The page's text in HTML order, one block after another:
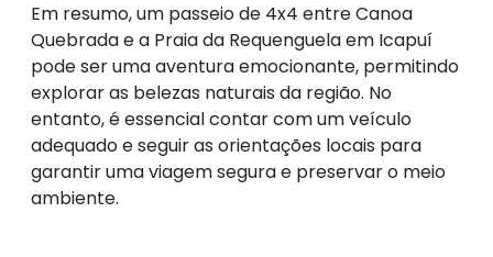
Em resumo, um passeio de 4x4 entre Canoa
Quebrada e a Praia da Requenguela em Icapuí
pode ser uma aventura emocionante, permitindo
explorar as belezas naturais da região. No
entanto, é essencial contar com um veículo
adequado e seguir as orientações locais para
garantir uma viagem segura e preservar o meio
ambiente.